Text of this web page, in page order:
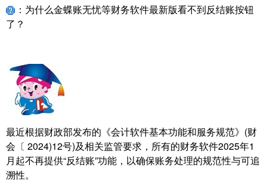
：为什么金蝶账无忧等财务软件最新版看不到反结账按钮
了？
最近根据财政部发布的《会计软件基本功能和服务规范》(财
会〔 2024)12号)及相关监管要求，所有的财务软件2025年1
月起不再提供“反结账”功能，以确保账务处理的规范性与可追
溯性。